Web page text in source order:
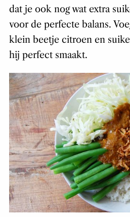
dat je ook nog wat extra
voor de perfecte balans.
klein beetje citroen en
hij perfect smaakt.